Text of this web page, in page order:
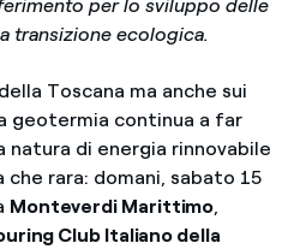
per lo sviluppo delle
transizione ecologica.
Toscana ma anche sui
geotermia continua a far
natura di energia rinnovabile
rara: domani, sabato 15
Monteverdi Marittimo,
Club Italiano della